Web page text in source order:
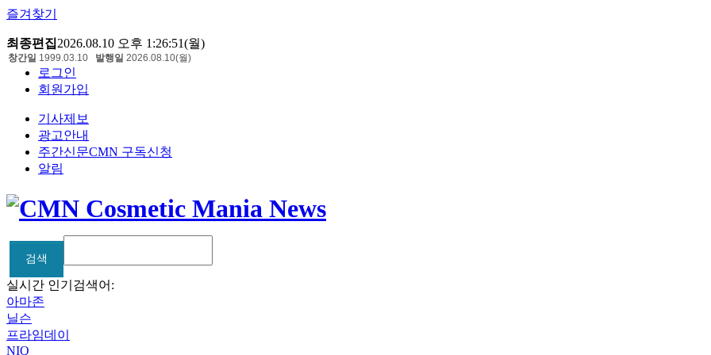
즐겨찾기
최종편집2026.08.10 오후 1:26:51(월)
로그인
회원가입
기사제보
광고안내
주간신문CMN 구독신청
알림
창간일 1999.03.10 발행일 2026.08.10(월)
검색
검색
실시간 인기검색어:
아마존
닐슨
프라임데이
NIQ